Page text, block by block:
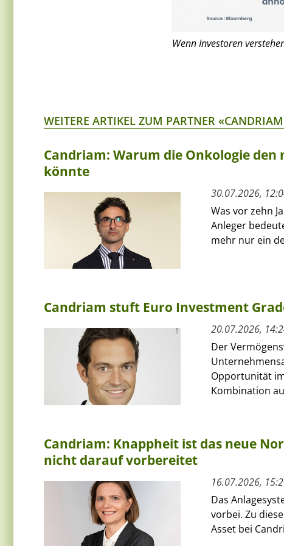
Wenn Investoren
WEITERE ARTIKEL ZUM PARTNER
Candriam: Warum die Onkologie
könnte
30.07.2026,
Was vor zehn
Anleger
mehr nur ein
Candriam stuft Euro Investment
20.07.2026,
Der
Opportunität
Kombination
Candriam: Knappheit ist das neue
nicht darauf vorbereitet
16.07.2026,
Das
vorbei. Zu
Asset bei